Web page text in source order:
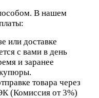
В нашем
или доставке
с вами в день
и заранее
товара через
(Комиссия от 3%)